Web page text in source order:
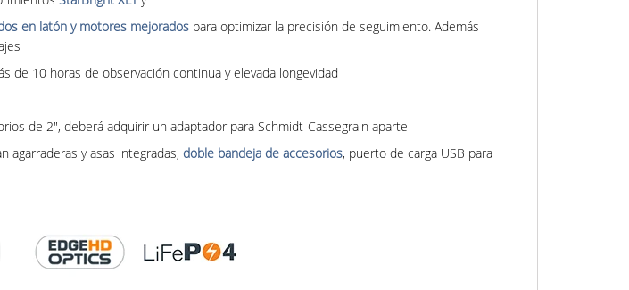
en latón y motores mejorados para optimizar la precisión de seguimiento. Además
de 10 horas de observación continua y elevada longevidad
de 2", deberá adquirir un adaptador para Schmidt-Cassegrain aparte
agarraderas y asas integradas, doble bandeja de accesorios, puerto de carga USB para